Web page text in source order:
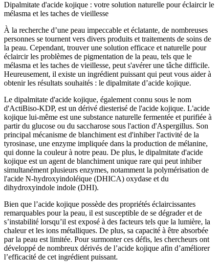
Dipalmitate d'acide kojique : votre solution naturelle pour éclaircir le
mélasma et les taches de vieillesse
À la recherche d’une peau impeccable et éclatante, de nombreuses
personnes se tournent vers divers produits et traitements de soins de
la peau. Cependant, trouver une solution efficace et naturelle pour
éclaircir les problèmes de pigmentation de la peau, tels que le
mélasma et les taches de vieillesse, peut s'avérer une tâche difficile.
Heureusement, il existe un ingrédient puissant qui peut vous aider à
obtenir les résultats souhaités : le dipalmitate d’acide kojique.
Le dipalmitate d'acide kojique, également connu sous le nom
d'ActiBiso-KDP, est un dérivé diesterisé de l'acide kojique. L'acide
kojique lui-même est une substance naturelle fermentée et purifiée à
partir du glucose ou du saccharose sous l'action d'Aspergillus. Son
principal mécanisme de blanchiment est d'inhiber l'activité de la
tyrosinase, une enzyme impliquée dans la production de mélanine,
qui donne la couleur à notre peau. De plus, le dipalmitate d'acide
kojique est un agent de blanchiment unique rare qui peut inhiber
simultanément plusieurs enzymes, notamment la polymérisation de
l'acide N-hydroxyindoléique (DHICA) oxydase et du
dihydroxyindole indole (DHI).
Bien que l’acide kojique possède des propriétés éclaircissantes
remarquables pour la peau, il est susceptible de se dégrader et de
s’instabilité lorsqu’il est exposé à des facteurs tels que la lumière, la
chaleur et les ions métalliques. De plus, sa capacité à être absorbée
par la peau est limitée. Pour surmonter ces défis, les chercheurs ont
développé de nombreux dérivés de l’acide kojique afin d’améliorer
l’efficacité de cet ingrédient puissant.